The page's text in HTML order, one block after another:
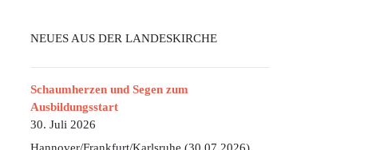
EINLADUNG ZUM ERNTEDANKFEST 2023
NEUES AUS DER LANDESKIRCHE
Schaumherzen und Segen zum
Ausbildungsstart
30. Juli 2026